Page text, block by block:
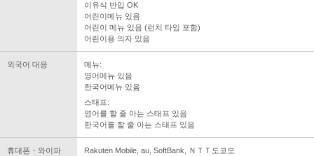
이유식 반입 OK
어린이메뉴 있음
어린이 메뉴 있음 (런치 타임 포함)
어린이용 의자 있음
외국어 대응
메뉴:
영어메뉴 있음
한국어메뉴 있음
스태프:
영어를 할 줄 아는 스태프 있음
한국어를 할 줄 아는 스태프 있음
휴대폰・와이파
Rakuten Mobile, au, SoftBank, ＮＴＴ도코모